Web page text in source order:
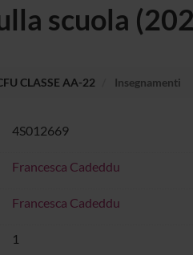
scuola
CLASSE AA-22 Insegnamenti
4S012669
Francesca Cadeddu
Francesca Cadeddu
1